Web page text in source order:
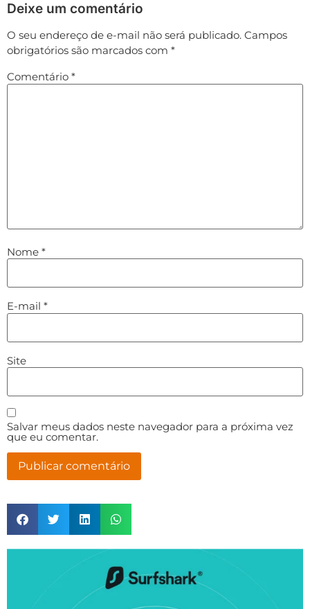
Deixe um comentário
O seu endereço de e-mail não será publicado. Campos
obrigatórios são marcados com *
Comentário *
Nome *
E-mail *
Site
Salvar meus dados neste navegador para a próxima vez
que eu comentar.